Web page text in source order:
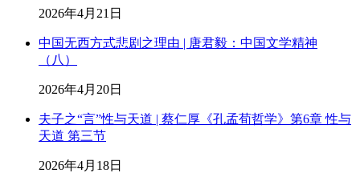
2026年4月21日
中国无西方式悲剧之理由 | 唐君毅：中国文学精神
（八）
2026年4月20日
夫子之“言”性与天道 | 蔡仁厚《孔孟荀哲学》第6章 性与
天道 第三节
2026年4月18日